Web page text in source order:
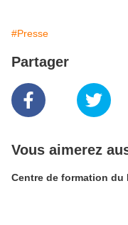
#Presse
Partager
Vous aimerez
Centre de formation du